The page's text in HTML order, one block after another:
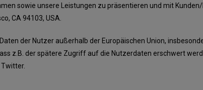
sowie unsere Leistungen zu präsentieren und mit
CA 94103, USA.
der Nutzer außerhalb der Europäischen Union,
z.B. der spätere Zugriff auf die Nutzerdaten erschwert